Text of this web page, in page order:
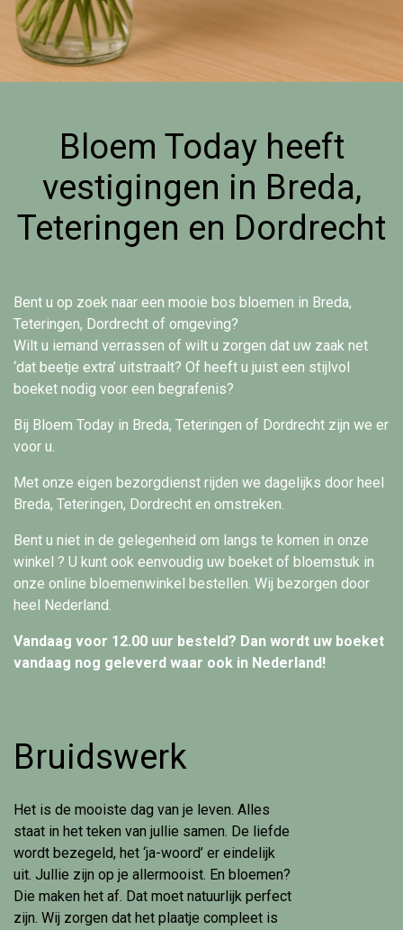
Bloem Today heeft
vestigingen in Breda,
Teteringen en Dordrecht
Bent u op zoek naar een mooie bos bloemen in Breda,
Teteringen, Dordrecht of omgeving?
Wilt u iemand verrassen of wilt u zorgen dat uw zaak net
‘dat beetje extra’ uitstraalt? Of heeft u juist een stijlvol
boeket nodig voor een begrafenis?
Bij Bloem Today in Breda, Teteringen of Dordrecht zijn we er
voor u.
Met onze eigen bezorgdienst rijden we dagelijks door heel
Breda, Teteringen, Dordrecht en omstreken.
Bent u niet in de gelegenheid om langs te komen in onze
winkel ? U kunt ook eenvoudig uw boeket of bloemstuk in
onze online bloemenwinkel bestellen. Wij bezorgen door
heel Nederland.
Vandaag voor 12.00 uur besteld? Dan wordt uw boeket
vandaag nog geleverd waar ook in Nederland!
Bruidswerk
Het is de mooiste dag van je leven. Alles
staat in het teken van jullie samen. De liefde
wordt bezegeld, het ‘ja-woord’ er eindelijk
uit. Jullie zijn op je allermooist. En bloemen?
Die maken het af. Dat moet natuurlijk perfect
zijn. Wij zorgen dat het plaatje compleet is